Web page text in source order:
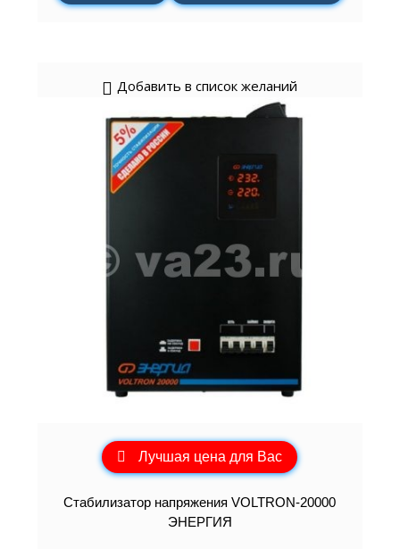
Добавить в список желаний
Лучшая цена для Вас
Cтабилизатор напряжения VOLTRON-20000
ЭНЕРГИЯ